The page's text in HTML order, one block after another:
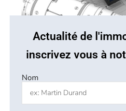
Actualité de
inscrivez vous à
Nom